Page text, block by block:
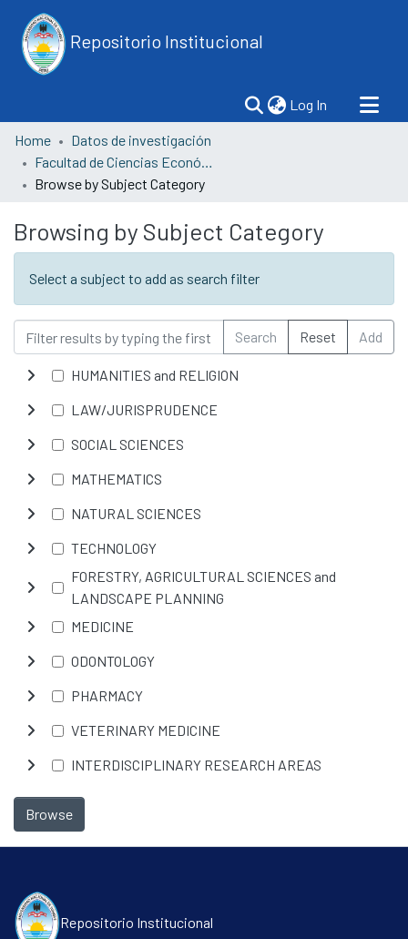
Repositorio Institucional
Log In (current)
Home
Datos de investigación
Facultad de Ciencias Económicas
Browse by Subject Category
Browsing by Subject Category
Select a subject to add as search filter
Search Reset Add
HUMANITIES and RELIGION
LAW/JURISPRUDENCE
SOCIAL SCIENCES
MATHEMATICS
NATURAL SCIENCES
TECHNOLOGY
FORESTRY, AGRICULTURAL SCIENCES and
LANDSCAPE PLANNING
MEDICINE
ODONTOLOGY
PHARMACY
VETERINARY MEDICINE
INTERDISCIPLINARY RESEARCH AREAS
Browse
Repositorio Institucional